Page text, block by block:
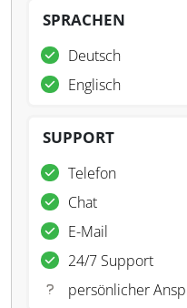
SPRACHEN
Deutsch
Englisch
SUPPORT
Telefon
Chat
E-Mail
24/7 Support
persönlicher